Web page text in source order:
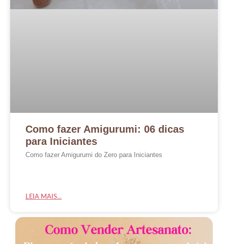
Como fazer Amigurumi: 06 dicas
para Iniciantes
Como fazer Amigurumi do Zero para Iniciantes
LEIA MAIS...